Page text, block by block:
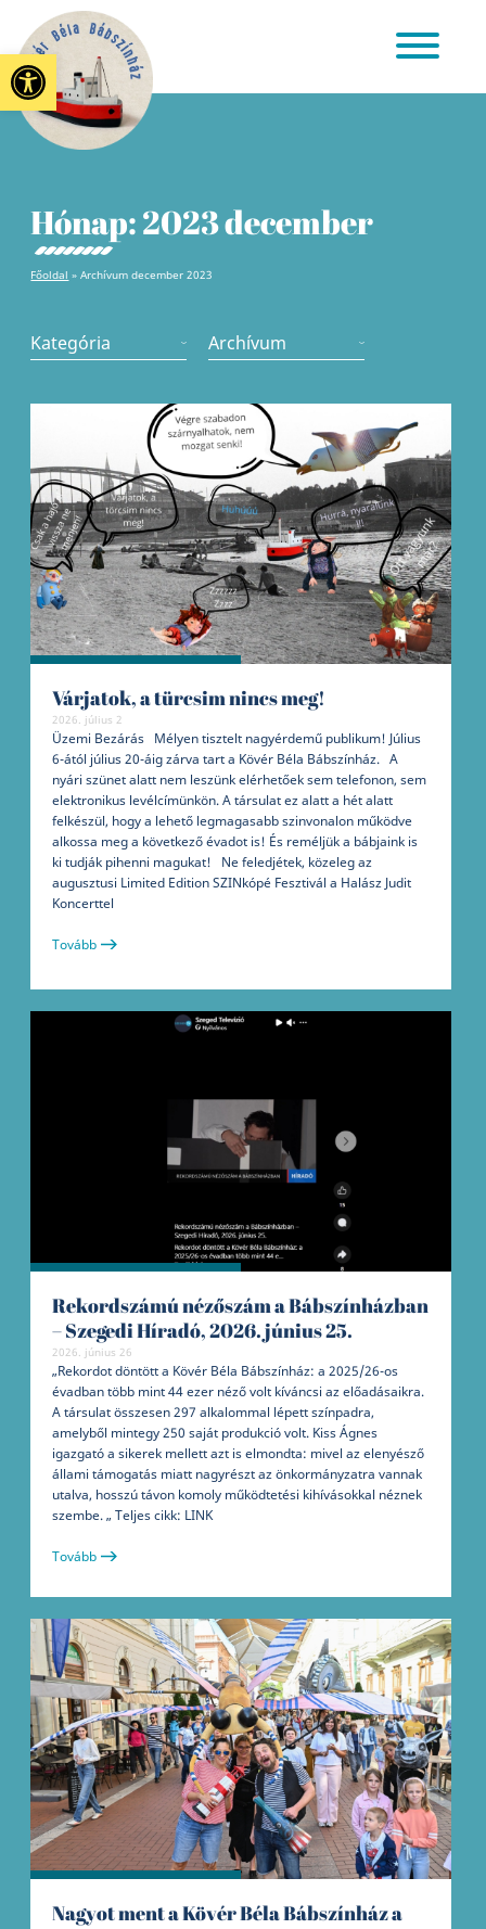
Eszköztár megnyitása
Hónap:2023 december
Főoldal »Archívum december 2023
Kategória Archívum
Várjatok, a türcsim nincs meg!
2026. július 2
Üzemi Bezárás Mélyen tisztelt nagyérdemű publikum! Július
6-ától július 20-áig zárva tart a Kövér Béla Bábszínház. A
nyári szünet alatt nem leszünk elérhetőek sem telefonon, sem
elektronikus levélcímünkön. A társulat ez alatt a hét alatt
felkészül, hogy a lehető legmagasabb szinvonalon működve
alkossa meg a következő évadot is! És reméljük a bábjaink is
ki tudják pihenni magukat! Ne feledjétek, közeleg az
augusztusi Limited Edition SZINkópé Fesztivál a Halász Judit
Koncerttel
Tovább
Rekordszámú nézőszám a Bábszínházban
– Szegedi Híradó, 2026. június 25.
2026. június 26
„Rekordot döntött a Kövér Béla Bábszínház: a 2025/26-os
évadban több mint 44 ezer néző volt kíváncsi az előadásaikra.
A társulat összesen 297 alkalommal lépett színpadra,
amelyből mintegy 250 saját produkció volt. Kiss Ágnes
igazgató a sikerek mellett azt is elmondta: mivel az elenyésző
állami támogatás miatt nagyrészt az önkormányzatra vannak
utalva, hosszú távon komoly működtetési kihívásokkal néznek
szembe. „ Teljes cikk: LINK
Tovább
Nagyot ment a Kövér Béla Bábszínház a